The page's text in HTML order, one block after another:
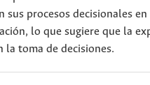
sus procesos decisionales
lo que sugiere que la
la toma de decisiones.